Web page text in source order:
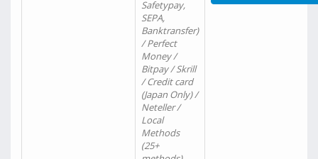
Safetypay,
SEPA,
Banktransfer)
/ Perfect
Money /
Bitpay / Skrill
/ Credit card
(Japan Only) /
Neteller /
Local
Methods
(25+